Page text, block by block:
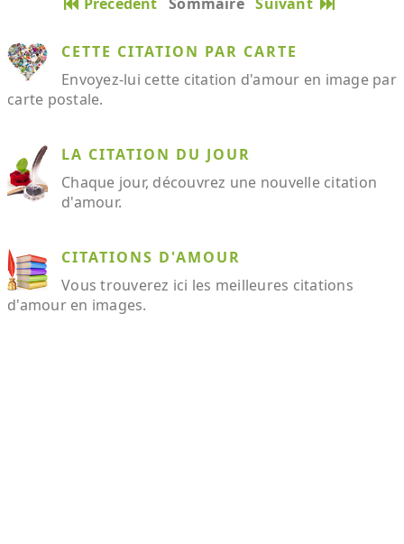
CETTE CITATION PAR CARTE
Envoyez-lui cette citation d'amour en image par
carte postale.
LA CITATION DU JOUR
Chaque jour, découvrez une nouvelle citation
d'amour.
CITATIONS D'AMOUR
Vous trouverez ici les meilleures citations
d'amour en images.